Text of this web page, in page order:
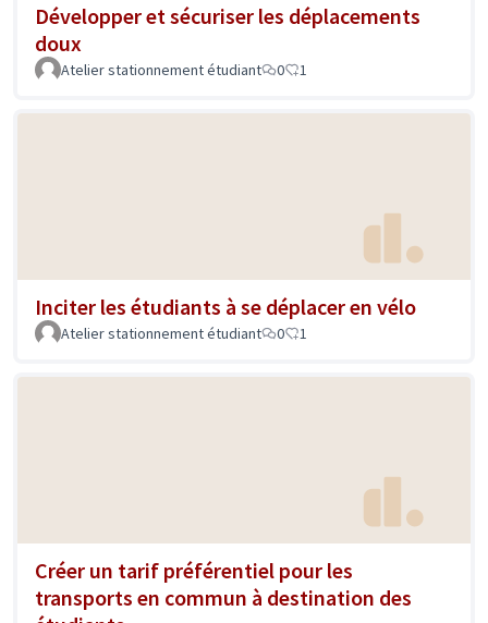
Développer et sécuriser les déplacements
doux
Atelier stationnement étudiant 0 1
Inciter les étudiants à se déplacer en vélo
Atelier stationnement étudiant 0 1
Créer un tarif préférentiel pour les
transports en commun à destination des